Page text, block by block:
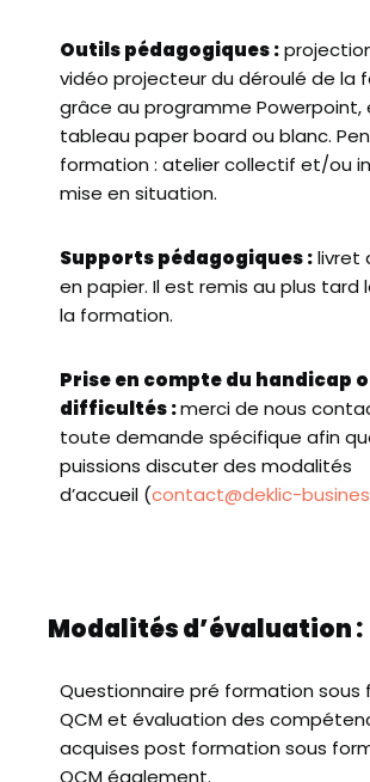
Outils pédagogiques :
vidéo projecteur du déroulé de la
grâce au programme Powerpoint,
tableau paper board ou blanc.
formation : atelier collectif et/ou
mise en situation.
Supports pédagogiques :livret
en papier. Il est remis au plus tard
la formation.
Prise en compte du handicap
difficultés :merci de nous
toute demande spécifique afin
puissions discuter des modalités
d’accueil (contact@deklic-
Modalités d’évaluation :
Questionnaire pré formation sous
QCM et évaluation des
acquises post formation sous
QCM également.